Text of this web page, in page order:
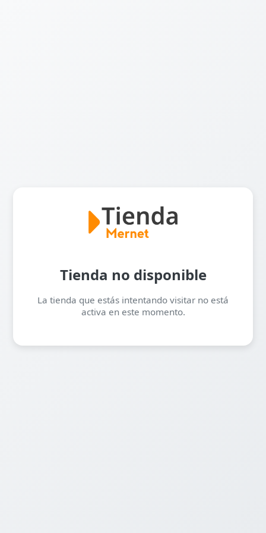
Tienda no disponible
La tienda que estás intentando visitar no está
activa en este momento.